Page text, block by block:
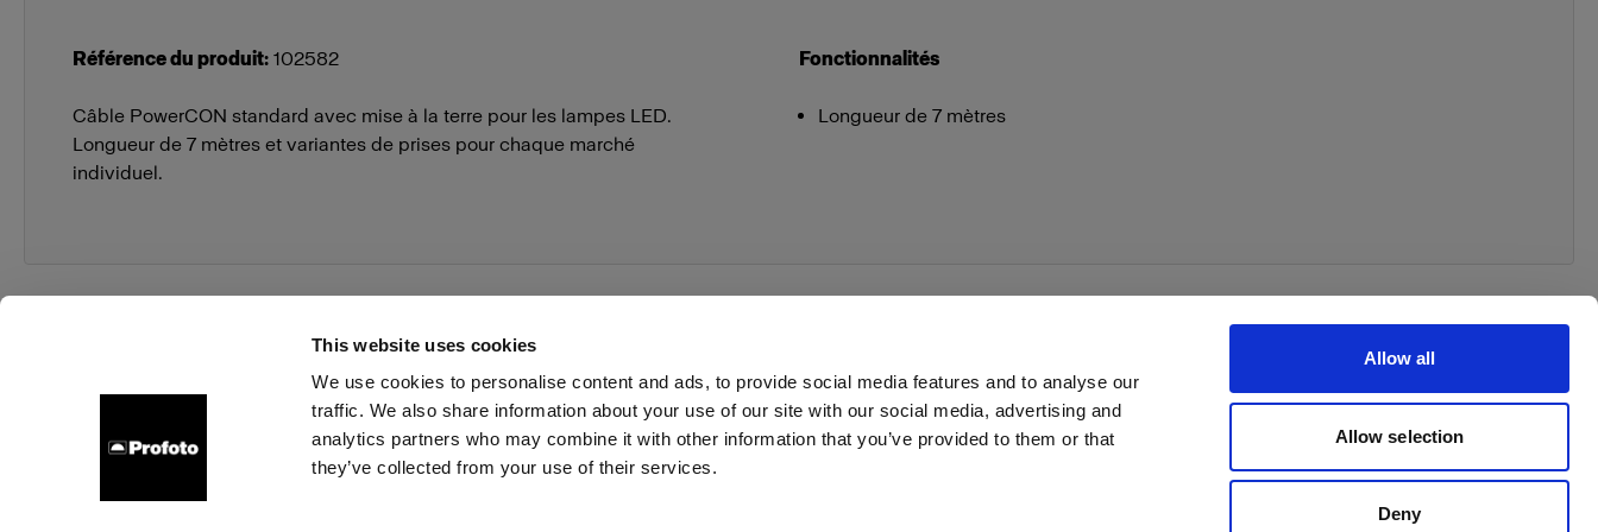
This website uses cookies
We use cookies to personalise content and ads, to provide social media features and to analyse our
traffic. We also share information about your use of our site with our social media, advertising and
analytics partners who may combine it with other information that you’ve provided to them or that
they’ve collected from your use of their services.
Allow all
Allow selection
Deny
Référence du produit: 102582
Câble PowerCON standard avec mise à la terre pour les lampes LED.
Longueur de 7 mètres et variantes de prises pour chaque marché
individuel.
Fonctionnalités
Longueur de 7 mètres
À propos de Profoto Support Emploi Presse Investisseurs Share The Light Withdrawal your order